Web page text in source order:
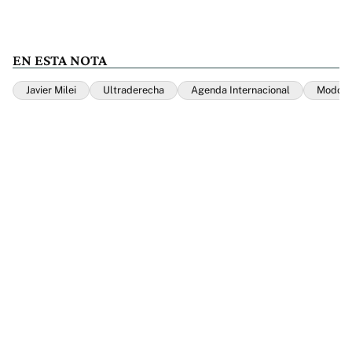
EN ESTA NOTA
Javier Milei Ultraderecha Agenda Internacional Modo